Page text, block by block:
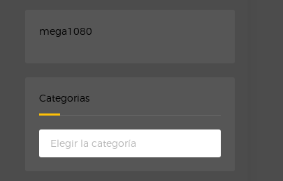
mega1080
Categorias
Categorias